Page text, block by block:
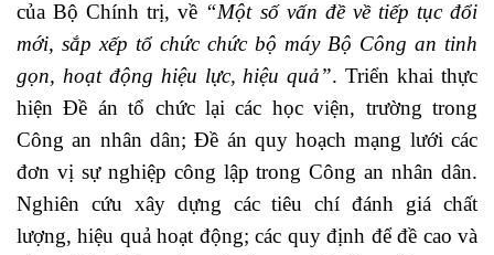
của Bộ Chính trị, về “Một số vấn đề về tiếp tục đổi
mới, sắp xếp tổ chức chức bộ máy Bộ Công an tinh
gọn, hoạt động hiệu lực, hiệu quả”. Triển khai thực
hiện Đề án tổ chức lại các học viện, trường trong
Công an nhân dân; Đề án quy hoạch mạng lưới các
đơn vị sự nghiệp công lập trong Công an nhân dân.
Nghiên cứu xây dựng các tiêu chí đánh giá chất
lượng, hiệu quả hoạt động; các quy định để đề cao và